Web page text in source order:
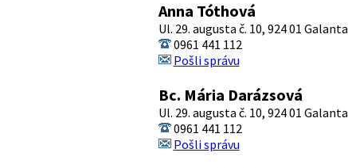
Anna Tóthová
Ul. 29. augusta č. 10, 924 01 Galanta
0961 441 112
Pošli správu
Bc. Mária Darázsová
Ul. 29. augusta č. 10, 924 01 Galanta
0961 441 112
Pošli správu